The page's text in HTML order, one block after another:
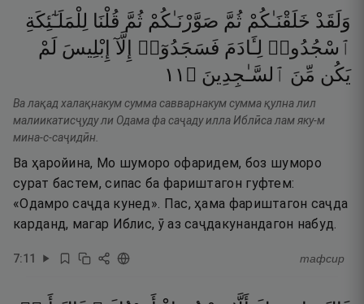
وَلَقَدْ خَلَقْنَـٰكُمْ ثُمَّ صَوَّرْنَـٰكُمْ ثُمَّ قُلْنَا لِلْمَلَـٰٓئِكَةِ
ٱسْجُدُوا۟ لِـَٔادَمَ فَسَجَدُوٓا۟ إِلَّآ إِبْلِيسَ لَمْ
يَكُن مِّنَ ٱلسَّـٰجِدِينَ ۝ ١١
Ва лақад халақнакум сумма савварнакум сумма қулна лил
малиикатисҷуду ли Одама фа саҷаду илла Иблӣса лам яку-м
мина-с-саҷидӣн.
Ва ҳаройина, Мо шуморо офаридем, боз шуморо
сурат бастем, сипас ба фариштагон гуфтем:
«Одамро саҷда кунед». Пас, ҳама фариштагон саҷда
карданд, магар Иблис, ӯ аз саҷдакунандагон набуд.
7:11 тафсир